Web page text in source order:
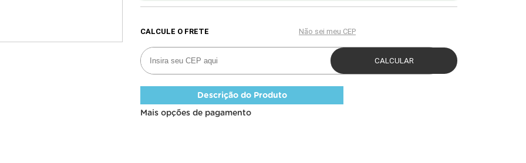
Descrição do Produto
Mais opções de pagamento